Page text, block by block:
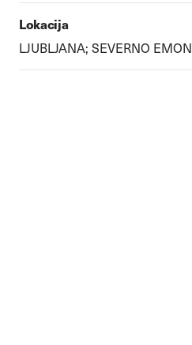
Lokacija
LJUBLJANA; SEVERNO